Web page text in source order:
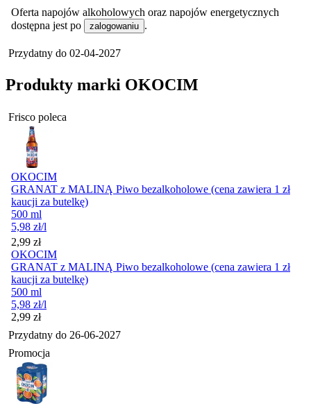
Oferta napojów alkoholowych oraz napojów energetycznych
dostępna jest po
zalogowaniu .
Przydatny do 02-04-2027
Produkty marki OKOCIM
Frisco poleca
OKOCIM
GRANAT z MALINĄ Piwo bezalkoholowe (cena zawiera 1 zł
kaucji za butelkę)
500 ml
5,98 zł/l
Cena
2,99 zł
OKOCIM
GRANAT z MALINĄ Piwo bezalkoholowe (cena zawiera 1 zł
kaucji za butelkę)
500 ml
5,98 zł/l
Cena
2,99 zł
Przydatny do 26-06-2027
Promocja